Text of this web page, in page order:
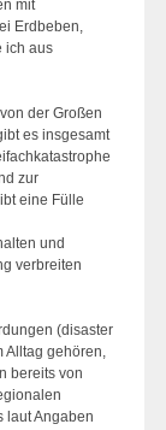
mit
Erdbeben,
ich aus
der Großen
es insgesamt
zur
eine Fülle
und
verbreiten
(disaster
Alltag gehören,
bereits von
laut Angaben